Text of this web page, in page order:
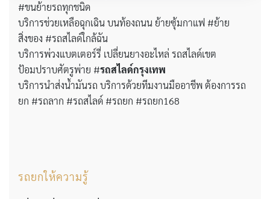
#ขนย้ายรถทุกชนิด
บริการช่วยเหลือฉุกเฉิน บนท้องถนน ย้ายซุ้มกาแฟ #ย้าย
สิ่งของ #รถสไลด์ใกล้ฉัน
บริการพ่วงแบตเตอร์รี่ เปลี่ยนยางอะไหล่ รถสไลด์เขต
ป้อมปราบศัตรูพ่าย #รถสไลด์กรุงเทพ
บริการนำส่งน้ำมันรถ บริการด้วยทีมงานมืออาชีพ ต้องการรถ
ยก #รถลาก #รถสไลด์ #รถยก #รถยก168
รถยกให้ความรู้